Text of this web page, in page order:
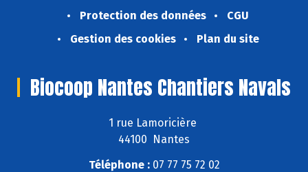
Protection des données
CGU
Gestion des cookies
Plan du site
Biocoop Nantes Chantiers Navals
1 rue Lamoricière
44100 Nantes
Téléphone :07 77 75 72 02